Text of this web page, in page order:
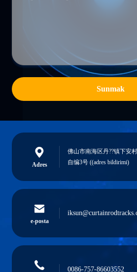
Sunmak
Adres
佛山市南海区丹??镇下安
自编3号 ((adres bildirimi)
e-posta
0086-757-86603552